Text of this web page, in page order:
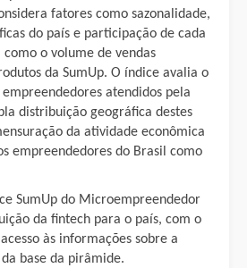
fatores como sazonalidade,
do país e participação de cada
como o volume de vendas
da SumUp. O índice avalia o
atendidos pela
distribuição geográfica destes
da atividade econômica
empreendedores do Brasil como
SumUp do Microempreendedor
da fintech para o país, com o
às informações sobre a
base da pirâmide.